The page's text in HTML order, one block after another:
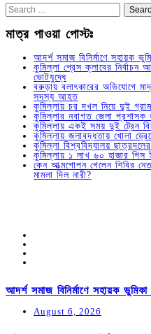
Search
for:
মাত্র পাওয়া পোস্টঃ
আদর্শ সমাজ বিনির্মাণে সহায়ক
কুমিল্লা প্রেস ক্লাবের
ভোটযুদ্ধে
বরুড়ায় বলাৎকারের অভিযোগে
সদস্য আহত
কুমিল্লায় চর দখল নিয়ে দুই
কুমিল্লার নবাগত জেলা
কুমিল্লায় একই সময় দুই ট্রেন
কুমিল্লায় জলাবদ্ধতায় খোলা
কুমিল্লা বিশ্ববিদ্যালয়
কুমিল্লায় ১ লাখ ৬০ হাজার
কেন আত্মগোপন গেলেন শিবির
মামলা দিল নারী?
আদর্শ সমাজ বিনির্মাণে সহায়ক
August 6, 2026